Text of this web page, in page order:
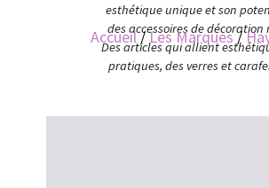
esthétique unique et son
des accessoires de
Des articles qui allient
pratiques, des verres et
Accueil/Les Marques/